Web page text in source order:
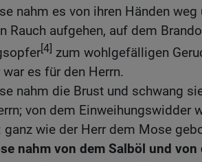
nahm es von ihren Händen
Rauch aufgehen, auf dem
[4] zum wohlgefälligen
es für den Herrn.
nahm die Brust und schwang
von dem Einweihungswidder
ganz wie der Herr dem Mose
nahm von dem Salböl und